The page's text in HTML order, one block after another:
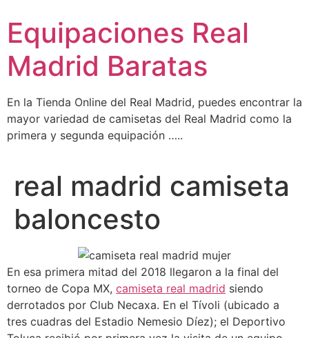
contenido
Equipaciones Real
Madrid Baratas
En la Tienda Online del Real Madrid, puedes encontrar la
mayor variedad de camisetas del Real Madrid como la
primera y segunda equipación …..
real madrid camiseta
baloncesto
En esa primera mitad del 2018 llegaron a la final del
torneo de Copa MX, camiseta real madrid siendo
derrotados por Club Necaxa. En el Tívoli (ubicado a
tres cuadras del Estadio Nemesio Díez); el Deportivo